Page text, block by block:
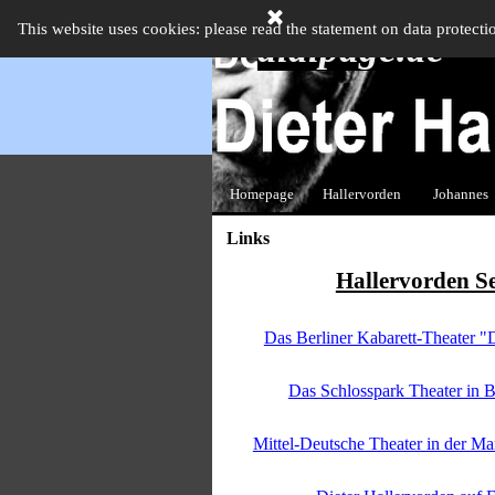
This website uses cookies: please read the statement on data
didipage.de
Homepage Hallervorden ▼
Johannes
Links
Hallervorden
Das Berliner Kabarett-Theater
Das Schlosspark Theater in
Mittel-Deutsche Theater in der